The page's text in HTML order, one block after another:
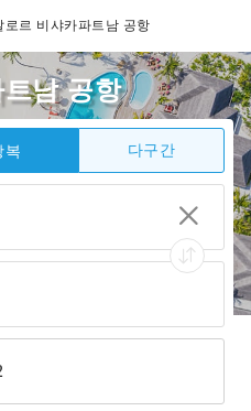
로르 비샤카파트남 공항
남 공항
복 다구간